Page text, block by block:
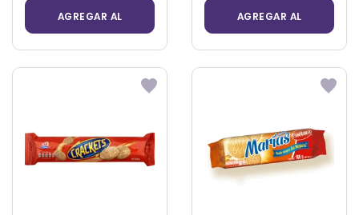
AGREGAR AL
CARRITO
AGREGAR AL
CARRITO